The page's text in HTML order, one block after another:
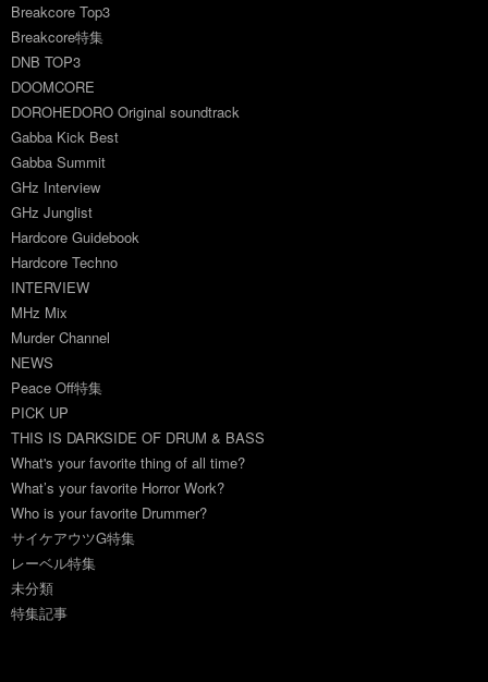
Breakcore Top3
Breakcore特集
DNB TOP3
DOOMCORE
DOROHEDORO Original soundtrack
Gabba Kick Best
Gabba Summit
GHz Interview
GHz Junglist
Hardcore Guidebook
Hardcore Techno
INTERVIEW
MHz Mix
Murder Channel
NEWS
Peace Off特集
PICK UP
THIS IS DARKSIDE OF DRUM & BASS
What's your favorite thing of all time?
What’s your favorite Horror Work?
Who is your favorite Drummer?
サイケアウツG特集
レーベル特集
未分類
特集記事